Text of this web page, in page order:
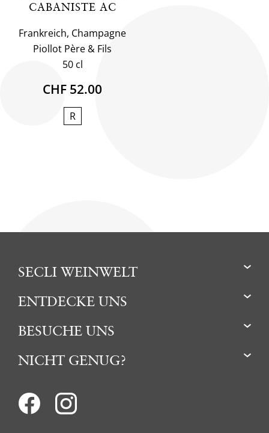
CABANISTE AC
Frankreich, Champagne
Piollot Père & Fils
50 cl
CHF 52.00
R
SECLI WEINWELT
ENTDECKE UNS
BESUCHE UNS
NICHT GENUG?